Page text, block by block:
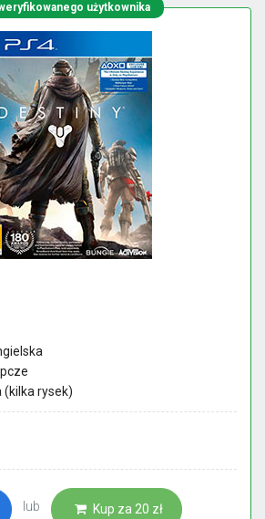
użytkownika
(kilka rysek)
lub Kup za 20 zł